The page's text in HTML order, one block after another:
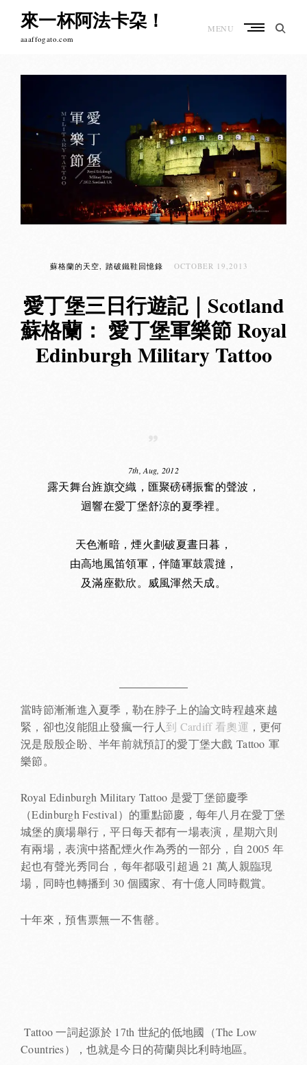
content來一杯阿法卡朶！
aaaffogato.com
MENU
蘇格蘭的天空 踏破鐵鞋回憶錄 OCTOBER 19,2013
愛丁堡三日行遊記｜Scotland
蘇格蘭： 愛丁堡軍樂節 Royal
Edinburgh Military Tattoo
7th, Aug, 2012
露天舞台旌旗交織，匯聚磅礡振奮的聲波，
迴響在愛丁堡舒涼的夏季裡。
天色漸暗，煙火劃破夏晝日暮，
由高地風笛領軍，伴隨軍鼓震撻，
及滿座歡欣。威風渾然天成。
當時節漸漸進入夏季，勒在脖子上的論文時程越來越
緊，卻也沒能阻止發瘋一行人到 Cardiff 看奧運 ，更何
況是殷殷企盼、半年前就預訂的愛丁堡大戲 Tattoo 軍
樂節。
Royal Edinburgh Military Tattoo 是愛丁堡節慶季
（Edinburgh Festival）的重點節慶，每年八月在愛丁堡
城堡的廣場舉行，平日每天都有一場表演，星期六則
有兩場，表演中搭配煙火作為秀的一部分，自 2005 年
起也有聲光秀同台，每年都吸引超過 21 萬人親臨現
場，同時也轉播到 30 個國家、有十億人同時觀賞。
十年來，預售票無一不售罄。
Tattoo 一詞起源於 17th 世紀的低地國（The Low
Countries），也就是今日的荷蘭與比利時地區。